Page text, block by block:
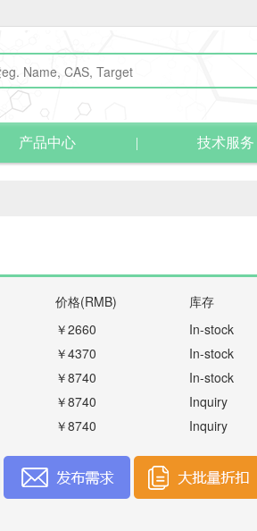
产品中心 技术服务
价格(RMB)
库存
￥2660
In-stock
￥4370
In-stock
￥8740
In-stock
￥8740
Inquiry
￥8740 Inquiry